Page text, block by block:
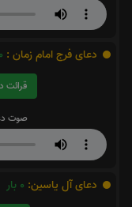
دعای فرج امام زمان : 0
قرائت دعای فرج امام زمان را تقبل میکنم
صوت
دعای آل یاسین: 0 بار